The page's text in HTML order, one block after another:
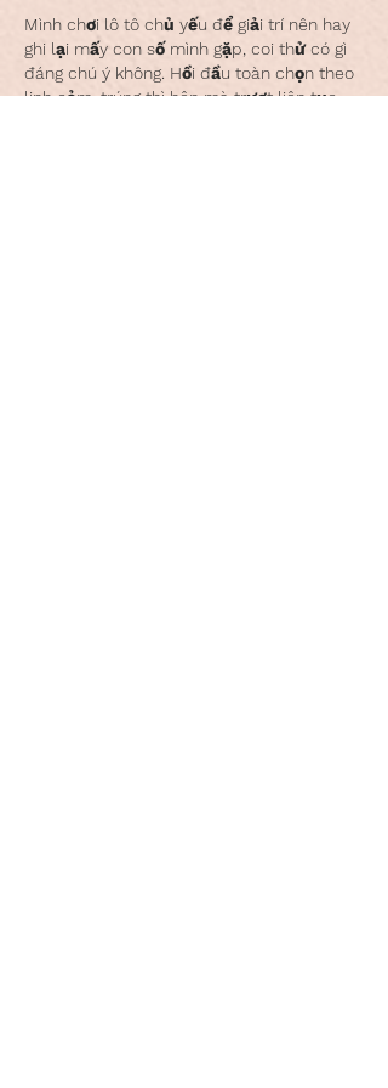
Mình chơi lô tô chủ yếu để giải trí nên hay
ghi lại mấy con số mình gặp, coi thử có gì
đáng chú ý không. Hồi đầu toàn chọn theo
linh cảm, trúng thì hên mà trượt liên tục